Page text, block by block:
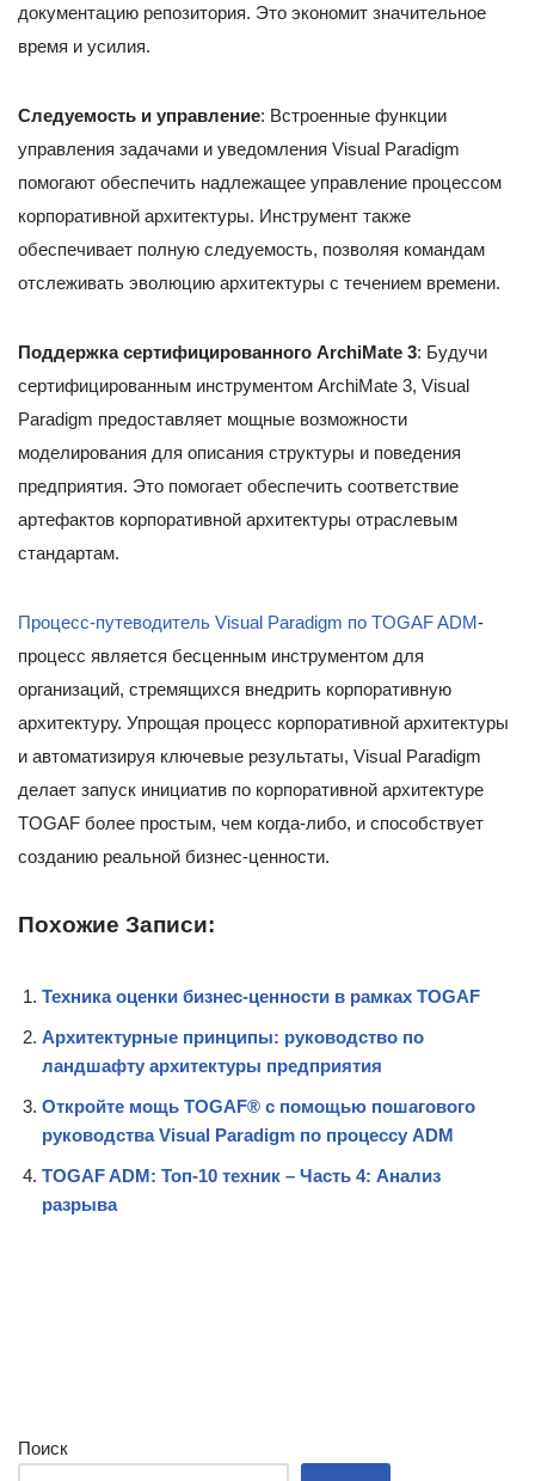
документацию репозитория. Это экономит значительное
время и усилия.
Следуемость и управление: Встроенные функции
управления задачами и уведомления Visual Paradigm
помогают обеспечить надлежащее управление процессом
корпоративной архитектуры. Инструмент также
обеспечивает полную следуемость, позволяя командам
отслеживать эволюцию архитектуры с течением времени.
Поддержка сертифицированного ArchiMate 3: Будучи
сертифицированным инструментом ArchiMate 3, Visual
Paradigm предоставляет мощные возможности
моделирования для описания структуры и поведения
предприятия. Это помогает обеспечить соответствие
артефактов корпоративной архитектуры отраслевым
стандартам.
Процесс-путеводитель Visual Paradigm по TOGAF ADM-
процесс является бесценным инструментом для
организаций, стремящихся внедрить корпоративную
архитектуру. Упрощая процесс корпоративной архитектуры
и автоматизируя ключевые результаты, Visual Paradigm
делает запуск инициатив по корпоративной архитектуре
TOGAF более простым, чем когда-либо, и способствует
созданию реальной бизнес-ценности.
Похожие Записи:
Техника оценки бизнес-ценности в рамках TOGAF
Архитектурные принципы: руководство по
ландшафту архитектуры предприятия
Откройте мощь TOGAF® с помощью пошагового
руководства Visual Paradigm по процессу ADM
TOGAF ADM: Топ-10 техник – Часть 4: Анализ
разрыва
Поиск